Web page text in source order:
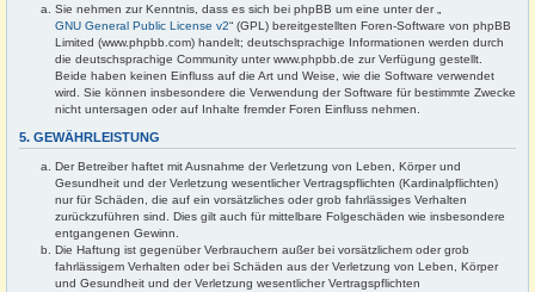
Sie nehmen zur Kenntnis, dass es sich bei phpBB um eine unter der „
GNU General Public License v2“ (GPL) bereitgestellten Foren-Software von phpBB
Limited (www.phpbb.com) handelt; deutschsprachige Informationen werden durch
die deutschsprachige Community unter www.phpbb.de zur Verfügung gestellt.
Beide haben keinen Einfluss auf die Art und Weise, wie die Software verwendet
wird. Sie können insbesondere die Verwendung der Software für bestimmte Zwecke
nicht untersagen oder auf Inhalte fremder Foren Einfluss nehmen.
5. GEWÄHRLEISTUNG
Der Betreiber haftet mit Ausnahme der Verletzung von Leben, Körper und
Gesundheit und der Verletzung wesentlicher Vertragspflichten (Kardinalpflichten)
nur für Schäden, die auf ein vorsätzliches oder grob fahrlässiges Verhalten
zurückzuführen sind. Dies gilt auch für mittelbare Folgeschäden wie insbesondere
entgangenen Gewinn.
Die Haftung ist gegenüber Verbrauchern außer bei vorsätzlichem oder grob
fahrlässigem Verhalten oder bei Schäden aus der Verletzung von Leben, Körper
und Gesundheit und der Verletzung wesentlicher Vertragspflichten